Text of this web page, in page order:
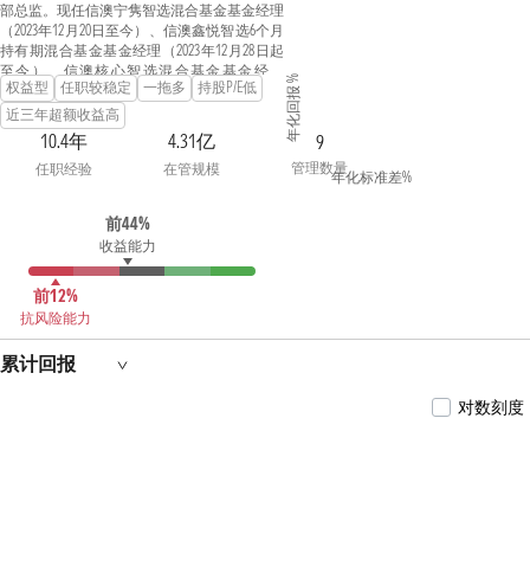
部总监。现任信澳宁隽智选混合基金基金经理
（2023年12月20日至今）、信澳鑫悦智选6个月
持有期混合基金基金经理（2023年12月28日起
至今）、信澳核心智选混合基金基金经理
（2024年2月2日起至今）、信澳红利智选混合
基金基金经理（2024年3月20日起至今）、信澳
国企智选混合基金基金经理（2024年5月28日起
至今）。
权益型 任职较稳定 一拖多
持股P/E低
近三年超额收益高
10.4年
任职经验
4.31亿
在管规模
9
管理数量
前44%
收益能力
前12%
抗风险能力
年化回报 %
年化标准差%
累计回报
对数刻度